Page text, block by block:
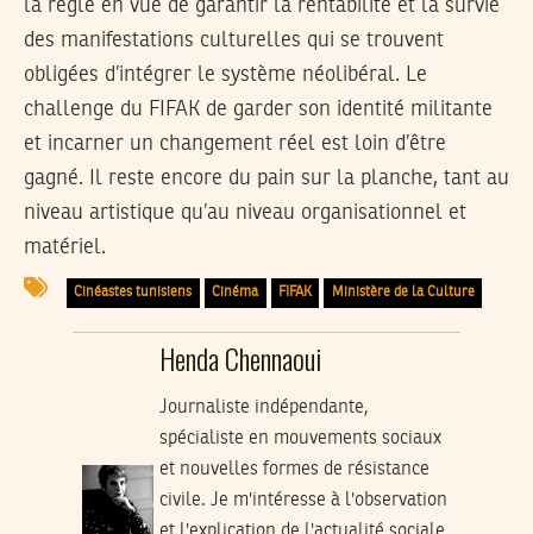
la règle en vue de garantir la rentabilité et la survie
des manifestations culturelles qui se trouvent
obligées d’intégrer le système néolibéral. Le
challenge du FIFAK de garder son identité militante
et incarner un changement réel est loin d’être
gagné. Il reste encore du pain sur la planche, tant au
niveau artistique qu’au niveau organisationnel et
matériel.
Cinéastes tunisiens Cinéma FIFAK Ministère de la Culture
Henda Chennaoui
Journaliste indépendante,
spécialiste en mouvements sociaux
et nouvelles formes de résistance
civile. Je m'intéresse à l'observation